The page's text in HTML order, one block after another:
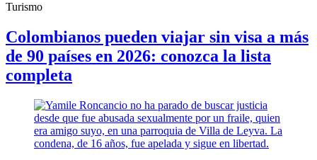
Turismo
Colombianos pueden viajar sin visa a más
de 90 países en 2026: conozca la lista
completa